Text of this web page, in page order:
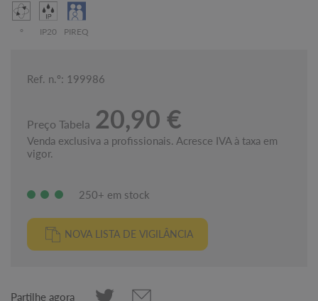
° IP20 PIREQ
Ref. n.º: 199986
Preço Tabela 20,90 €
Venda exclusiva a profissionais. Acresce IVA à taxa em
vigor.
250+ em stock
NOVA LISTA DE VIGILÂNCIA
Partilhe agora